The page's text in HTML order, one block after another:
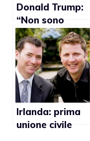
Donald Trump:
“Non sono
favorevole ai
matrimoni gay,
ma non bisogna
discriminarli”
Irlanda: prima
unione civile